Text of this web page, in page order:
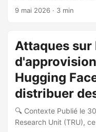
HiddenLayer le 7 mai
OSS/privacy-filter a
typosquattant le projet
La carte du modèle
verbatim. Le dépôt a
du classement
000 téléchargements
9 mai 2026 · 3 min
Attaques sur
Hugging
distribuer
🔍 Contexte Publié le
Research Unit (TRU),